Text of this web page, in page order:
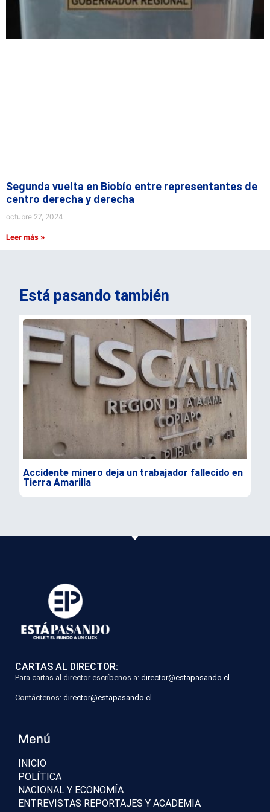
Segunda vuelta en Biobío entre representantes de
centro derecha y derecha
octubre 27, 2024
Leer más »
Está pasando también
Accidente minero deja un trabajador fallecido en
Tierra Amarilla
CARTAS AL DIRECTOR:
Para cartas al director escríbenos a: director@estapasando.cl
Contáctenos: director@estapasando.cl
Menú
INICIO
POLÍTICA
NACIONAL Y ECONOMÍA
ENTREVISTAS REPORTAJES Y ACADEMIA